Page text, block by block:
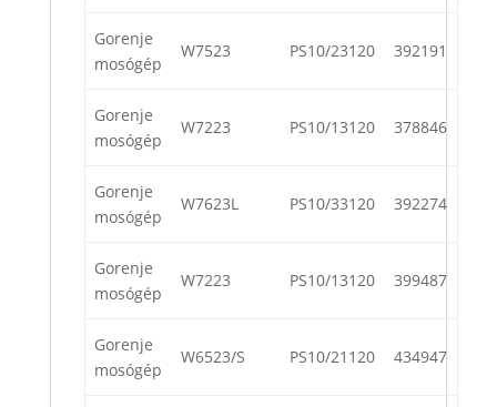
Gorenje
mosógép
W7523 PS10/23120 392191
Gorenje
mosógép
W7223 PS10/13120 378846
Gorenje
mosógép
W7623L PS10/33120 392274
Gorenje
mosógép
W7223 PS10/13120 399487
Gorenje
mosógép
W6523/S PS10/21120 434947